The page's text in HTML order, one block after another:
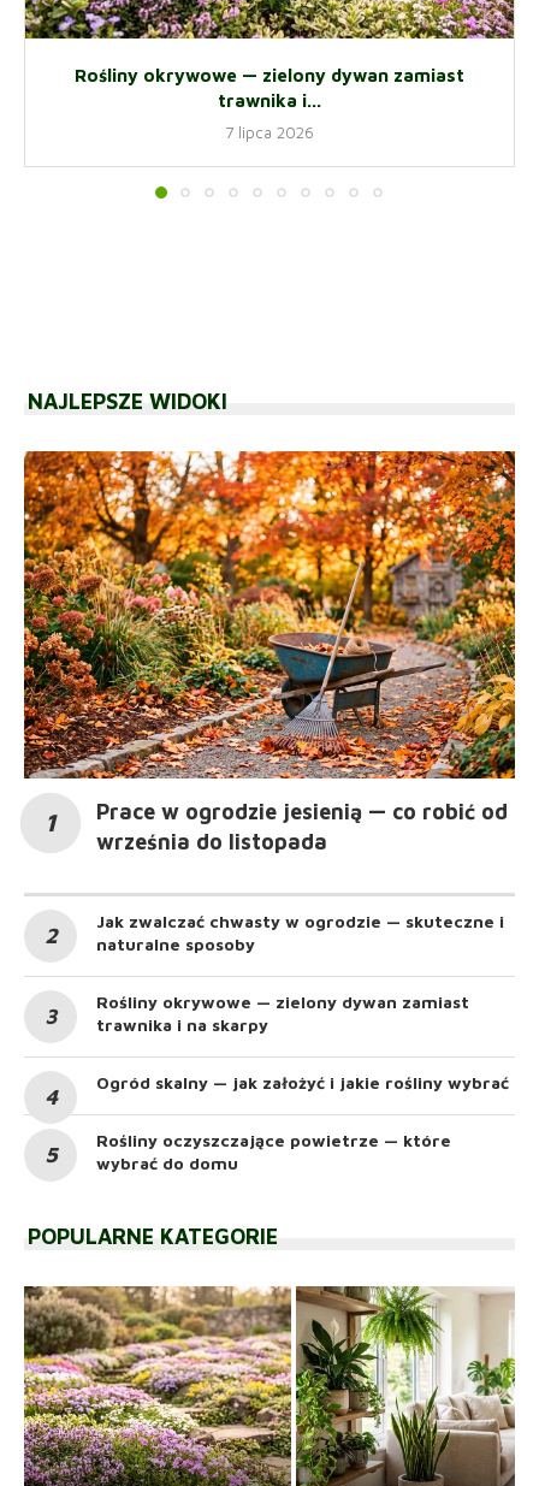
Rośliny okrywowe — zielony dywan zamiast
trawnika i...
7 lipca 2026
NAJLEPSZE WIDOKI
Prace w ogrodzie jesienią — co robić od
września do listopada
Jak zwalczać chwasty w ogrodzie — skuteczne i
naturalne sposoby
Rośliny okrywowe — zielony dywan zamiast
trawnika i na skarpy
Ogród skalny — jak założyć i jakie rośliny wybrać
Rośliny oczyszczające powietrze — które
wybrać do domu
POPULARNE KATEGORIE